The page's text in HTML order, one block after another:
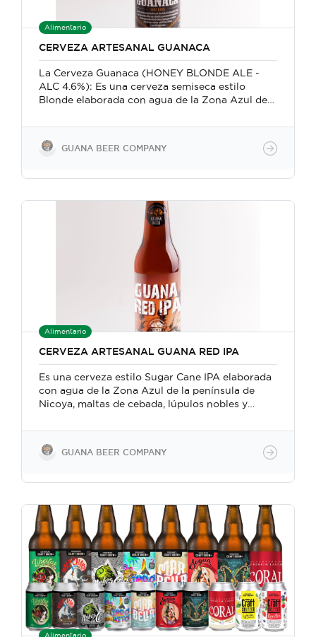
Alimentario
CERVEZA ARTESANAL GUANACA
La Cerveza Guanaca (HONEY BLONDE ALE -
ALC 4.6%): Es una cerveza semiseca estilo
Blonde elaborada con agua de la Zona Azul de
lúpulos nobles y levadura de alta fermentación.
Además, se le adiciona cuidadosamente el toque
justo de Miel de Abeja producida localmente
inigualable.
GUANA BEER COMPANY
Alimentario
CERVEZA ARTESANAL GUANA RED IPA
Es una cerveza estilo Sugar Cane IPA elaborada
con agua de la Zona Azul de la península de
Nicoya, maltas de cebada, lúpulos nobles y
adiciona cuidadosamente el toque justo de jugo
de caña caramelizada producida localmente
para aportar color y cuerpo, inigualable. Es una
GUANA BEER COMPANY
Alimentario